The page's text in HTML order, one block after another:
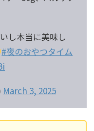
し本当に美味し
#夜のおやつタイム
March 3, 2025